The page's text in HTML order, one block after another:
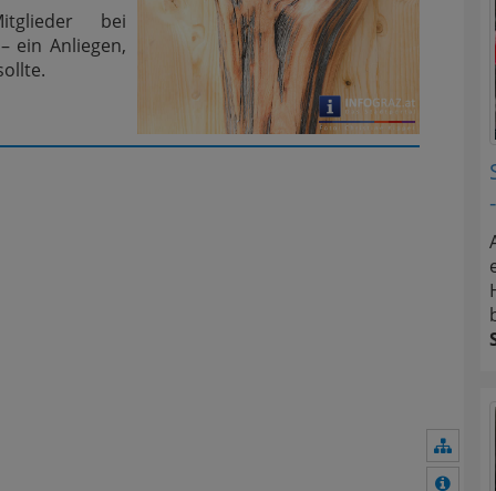
bei
ein Anliegen,